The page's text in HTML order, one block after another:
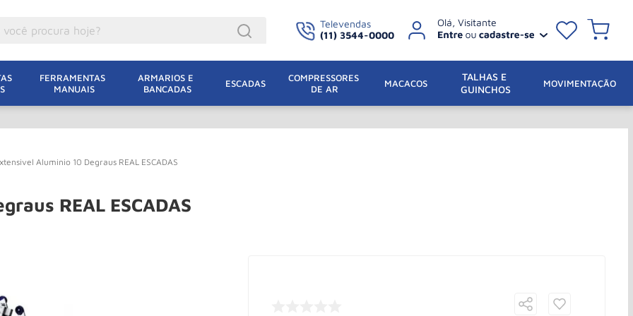
Televendas
(11) 3544-0000
FERRAMENTAS
MANUAIS
ARMARIOS E
BANCADAS
ESCADAS
COMPRESSORES
DE AR
MACACOS
TALHAS E
GUINCHOS
MOVIMENTAÇÃO
Aluminio 10 Degraus REAL ESCADAS
REAL ESCADAS